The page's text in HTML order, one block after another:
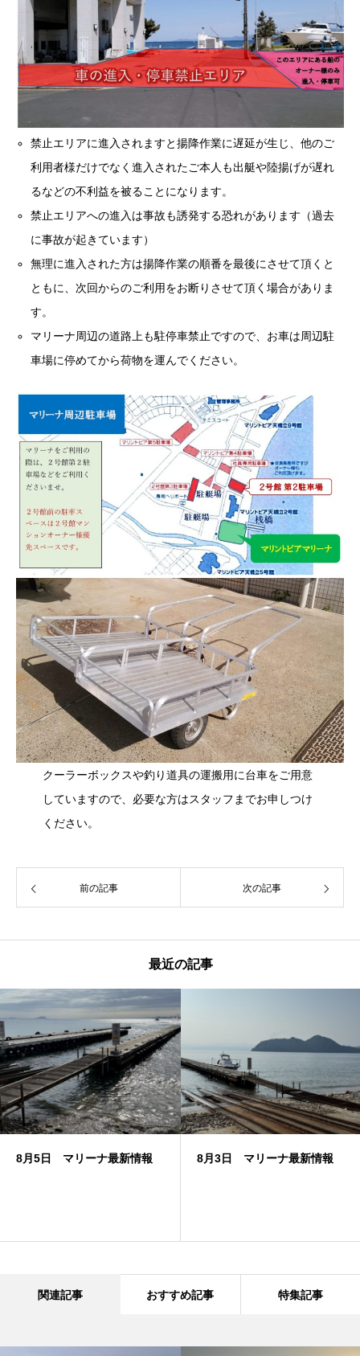
禁止エリアに進入されますと揚降作業に遅延が生じ、他のご
利用者様だけでなく進入されたご本人も出艇や陸揚げが遅れ
るなどの不利益を被ることになります。
禁止エリアへの進入は事故も誘発する恐れがあります（過去
に事故が起きています）
無理に進入された方は揚降作業の順番を最後にさせて頂くと
ともに、次回からのご利用をお断りさせて頂く場合がありま
す。
マリーナ周辺の道路上も駐停車禁止ですので、お車は周辺駐
車場に停めてから荷物を運んでください。
クーラーボックスや釣り道具の運搬用に台車をご用意
していますので、必要な方はスタッフまでお申しつけ
ください。
前の記事 次の記事
最近の記事
8月5日 マリーナ最新情報 8月3日 マリーナ最新情報
関連記事 おすすめ記事 特集記事